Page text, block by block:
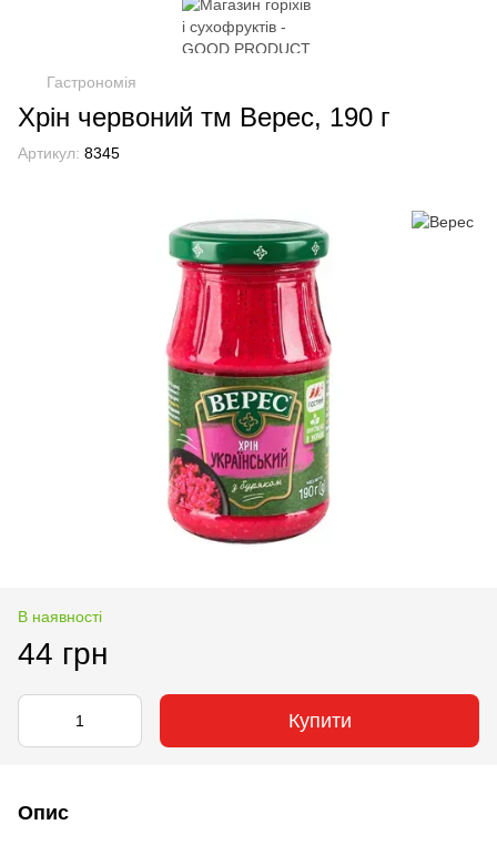
Гастрономія
Хрін червоний тм Верес, 190 г
Артикул: 8345
В наявності
44 грн
Купити
Опис